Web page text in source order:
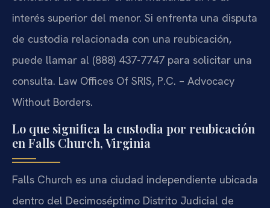
interés superior del menor. Si enfrenta una disputa
de custodia relacionada con una reubicación,
puede llamar al (888) 437-7747 para solicitar una
consulta. Law Offices Of SRIS, P.C. – Advocacy
Without Borders.
Lo que significa la custodia por reubicación
en Falls Church, Virginia
Falls Church es una ciudad independiente ubicada
dentro del Decimoséptimo Distrito Judicial de